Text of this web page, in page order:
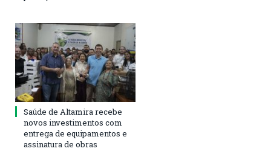
Saúde de Altamira recebe
novos investimentos com
entrega de equipamentos e
assinatura de obras